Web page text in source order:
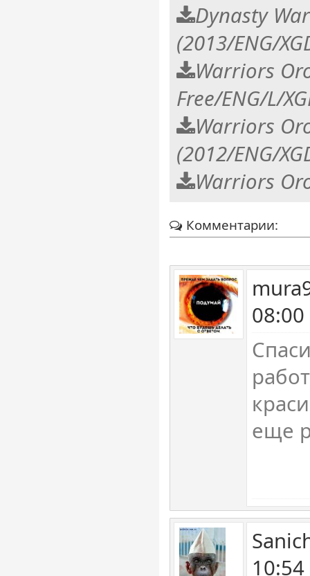
Dynasty
(2013/ENG/
Warriors
Free/ENG/L/
Warriors
(2012/ENG/
Warriors
Комментарии:
еще